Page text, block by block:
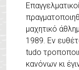
μαχητικό
1989. Εν
tudo
κανόνων κι